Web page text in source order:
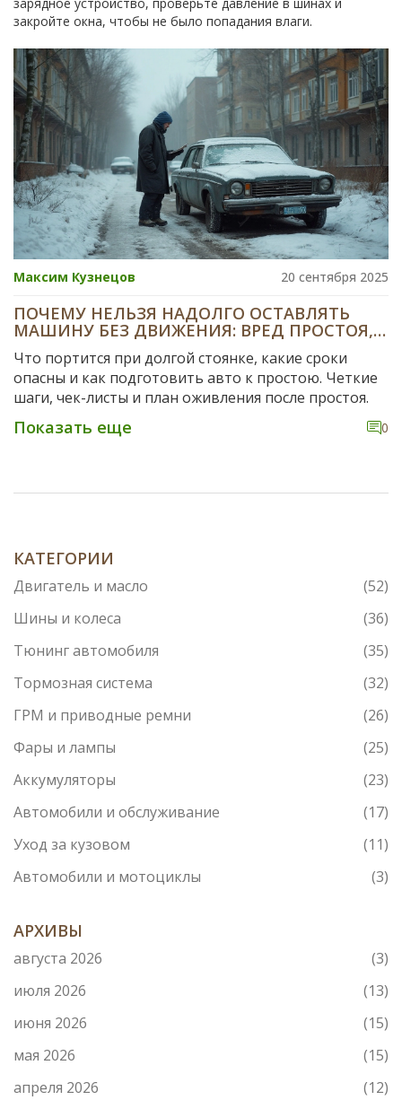
закройте окна, чтобы не было попадания влаги.
Максим Кузнецов 20 сентября 2025
ПОЧЕМУ НЕЛЬЗЯ НАДОЛГО ОСТАВЛЯТЬ
МАШИНУ БЕЗ ДВИЖЕНИЯ: ВРЕД ПРОСТОЯ,
СРОКИ И ЧТО ДЕЛАТЬ
Что портится при долгой стоянке, какие сроки
опасны и как подготовить авто к простою. Четкие
шаги, чек-листы и план оживления после простоя.
Показать еще 0
КАТЕГОРИИ
Двигатель и масло
(52)
Шины и колеса
(36)
Тюнинг автомобиля
(35)
Тормозная система
(32)
ГРМ и приводные ремни
(26)
Фары и лампы
(25)
Аккумуляторы
(23)
Автомобили и обслуживание
(17)
Уход за кузовом
(11)
Автомобили и мотоциклы
(3)
АРХИВЫ
августа 2026
(3)
июля 2026
(13)
июня 2026
(15)
мая 2026
(15)
апреля 2026
(12)